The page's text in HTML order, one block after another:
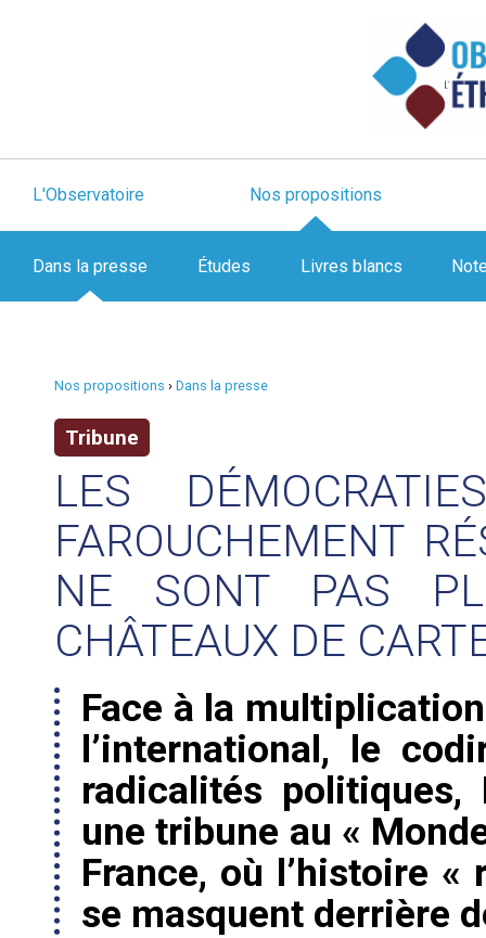
L'Observatoire Nos propositions
Dans la presse Études Livres blancs
Nos propositions › Dans la presse
Tribune
LES
FAROUCHEMENT
NE SONT PAS
CHÂTEAUX DE
Face à la
l’international, le
radicalités politiques,
une tribune au «
France, où l’histoire
se masquent derrière